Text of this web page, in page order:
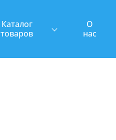
Каталог
товаров
О
нас